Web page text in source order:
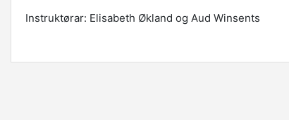
Instruktørar: Elisabeth Økland og Aud Winsents